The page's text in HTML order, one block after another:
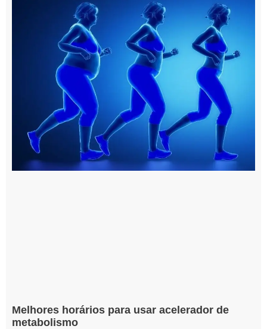
Melhores horários para usar acelerador de
metabolismo